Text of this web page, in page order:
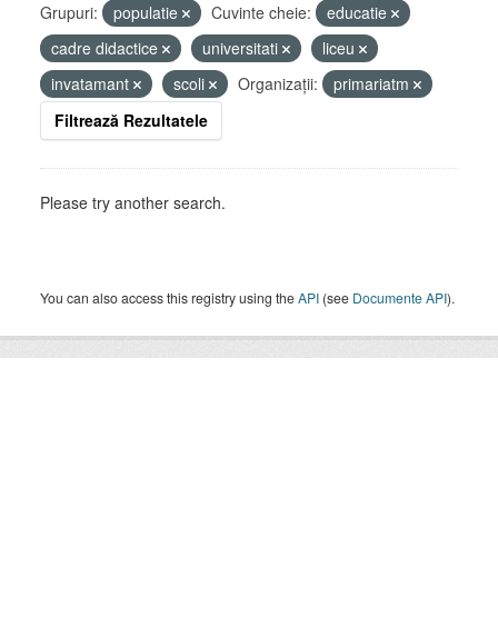
Grupuri: populatie Cuvinte cheie:
educatie
cadre didactice
universitati
liceu
invatamant
scoli Organizații:
primariatm
Filtrează Rezultatele
Please try another search.
You can also access this registry using theAPI (see Documente API).